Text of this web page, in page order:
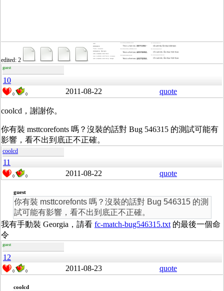
edited: 2
guest
10
0 0 2011-08-22 quote
coolcd，謝謝你。
你有裝 msttcorefonts 嗎？沒裝的話對 Bug 546315 的測試可能有
影響，看不出到底正不正確。
coolcd
11
0 0 2011-08-22 quote
guest
你有裝 msttcorefonts 嗎？沒裝的話對 Bug 546315 的測
試可能有影響，看不出到底正不正確。
我有手動裝 Georgia，請看 fc-match-bug546315.txt的最後一個命
令
guest
12
0 0 2011-08-23 quote
coolcd